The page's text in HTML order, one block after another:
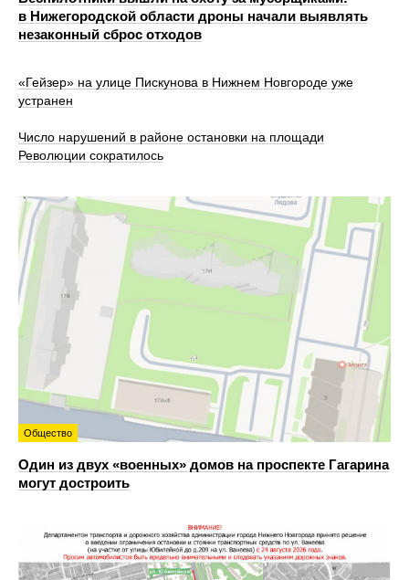
в Нижегородской области дроны начали выявлять
незаконный сброс отходов
«Гейзер» на улице Пискунова в Нижнем Новгороде уже
устранен
Число нарушений в районе остановки на площади
Революции сократилось
Общество
Один из двух «военных» домов на проспекте Гагарина
могут достроить